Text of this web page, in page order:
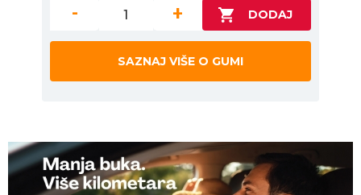
- +
SAZNAJ VIŠE O GUMI